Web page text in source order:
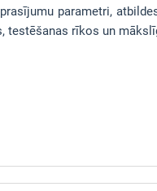
parametri,
testēšanas rīkos un